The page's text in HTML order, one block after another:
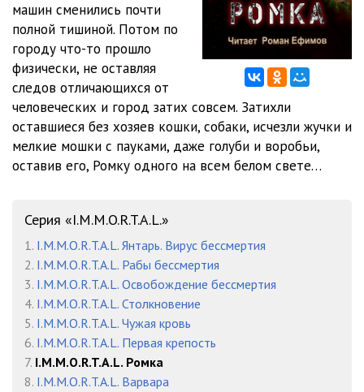
Ромка - 11 36:02
Ромка - 12 41:26
Ромка - 14
Ромка - 15 31:08
машин сменились почти
полной тишиной. Потом по
городу что-то прошло
физически, не оставляя
следов отличающихся от
человеческих и город затих совсем. Затихли
оставшиеся без хозяев кошки, собаки, исчезли жучки и
мелкие мошки с пауками, даже голуби и воробьи,
оставив его, Ромку одного на всем белом свете…
Серия «I.M.M.O.R.T.A.L.»
1. I.M.M.O.R.T.A.L. Янтарь. Вирус бессмертия
2. I.M.M.O.R.T.A.L. Рабы бессмертия
3. I.M.M.O.R.T.A.L. Освобождение бессмертия
4. I.M.M.O.R.T.A.L. Столкновение
5. I.M.M.O.R.T.A.L. Чужая кровь
6. I.M.M.O.R.T.A.L. Первая крепость
7. I.M.M.O.R.T.A.L. Ромка
8. I.M.M.O.R.T.A.L. Варвара